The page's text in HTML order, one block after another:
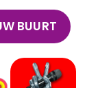
BUURT